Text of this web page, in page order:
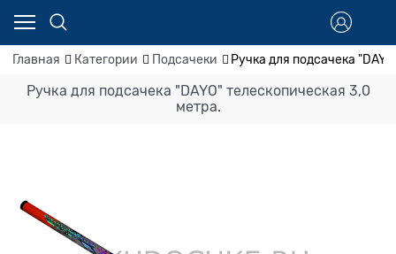
Главная Категории Подсачеки Ручка для подсачека
Ручка для подсачека "DAYO" телескопическая 3,0
метра.